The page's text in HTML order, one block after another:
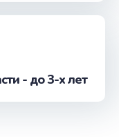
- до 3-х лет